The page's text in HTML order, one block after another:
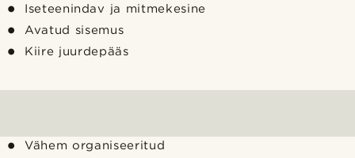
Iseteenindav ja mitmekesine
Avatud sisemus
Kiire juurdepääs
Vähem organiseeritud